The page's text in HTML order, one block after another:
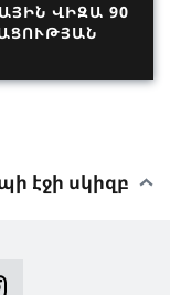
ՎԻԶԱ 90
Հ
էջի սկիզբ